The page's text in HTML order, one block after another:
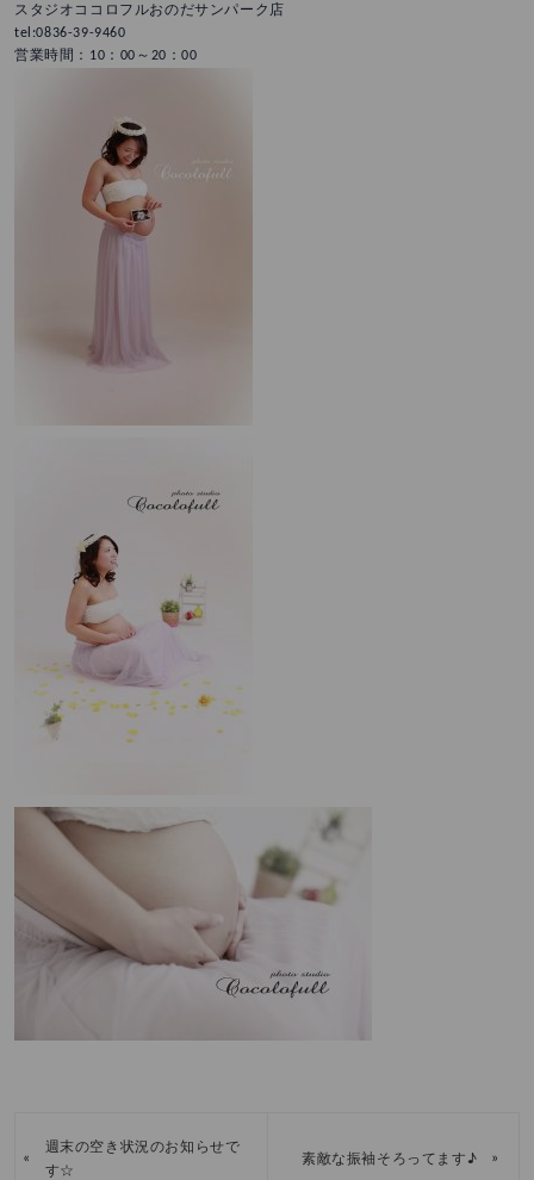
スタジオココロフルおのだサンパーク店
tel:0836-39-9460
営業時間：10：00～20：00
«
週末の空き状況のお知らせで
す☆
素敵な振袖そろってます♪ »